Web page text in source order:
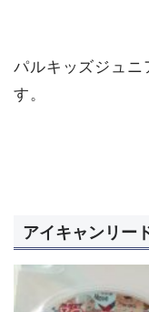
パルキッズジュニ
す。
アイキャンリー